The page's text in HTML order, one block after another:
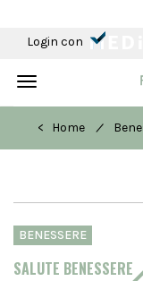
Login con
Toggle
< Home
/
BENESSERE
SALUTE BENESSERE